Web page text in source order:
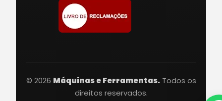
© 2026 Máquinas e Ferramentas.Todos os
direitos reservados.